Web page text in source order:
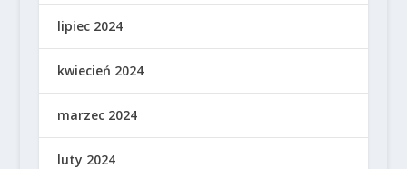
lipiec 2024
kwiecień 2024
marzec 2024
luty 2024